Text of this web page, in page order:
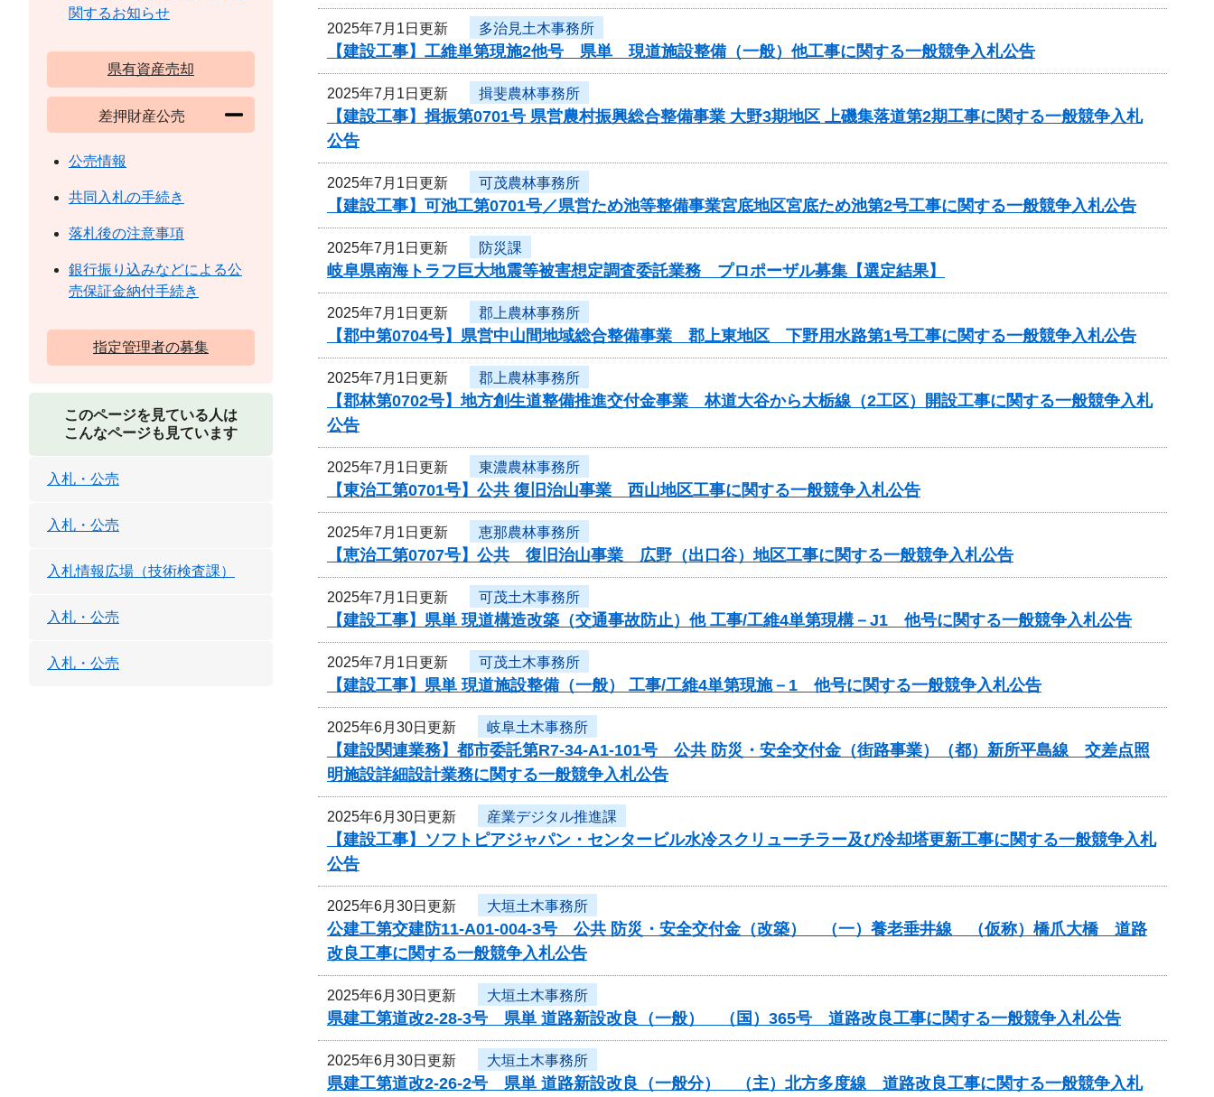
2025年7月1日更新 多治見土木事務所
【建設工事】工維単第現施2他号 県単 現道施設整備（一般）他工事に関する一般競争入札公告
2025年7月1日更新 揖斐農林事務所
【建設工事】揖振第0701号 県営農村振興総合整備事業 大野3期地区 上磯集落道第2期工事に関する一般競争入札
公告
2025年7月1日更新 可茂農林事務所
【建設工事】可池工第0701号／県営ため池等整備事業宮底地区宮底ため池第2号工事に関する一般競争入札公告
2025年7月1日更新 防災課
岐阜県南海トラフ巨大地震等被害想定調査委託業務 プロポーザル募集【選定結果】
2025年7月1日更新 郡上農林事務所
【郡中第0704号】県営中山間地域総合整備事業 郡上東地区 下野用水路第1号工事に関する一般競争入札公告
2025年7月1日更新 郡上農林事務所
【郡林第0702号】地方創生道整備推進交付金事業 林道大谷から大栃線（2工区）開設工事に関する一般競争入札
公告
2025年7月1日更新 東濃農林事務所
【東治工第0701号】公共 復旧治山事業 西山地区工事に関する一般競争入札公告
2025年7月1日更新 恵那農林事務所
【恵治工第0707号】公共 復旧治山事業 広野（出口谷）地区工事に関する一般競争入札公告
2025年7月1日更新 可茂土木事務所
【建設工事】県単 現道構造改築（交通事故防止）他 工事/工維4単第現構－J1 他号に関する一般競争入札公告
2025年7月1日更新 可茂土木事務所
【建設工事】県単 現道施設整備（一般） 工事/工維4単第現施－1 他号に関する一般競争入札公告
2025年6月30日更新 岐阜土木事務所
【建設関連業務】都市委託第R7-34-A1-101号 公共 防災・安全交付金（街路事業）（都）新所平島線 交差点照
明施設詳細設計業務に関する一般競争入札公告
2025年6月30日更新 産業デジタル推進課
【建設工事】ソフトピアジャパン・センタービル水冷スクリューチラー及び冷却塔更新工事に関する一般競争入札
公告
2025年6月30日更新 大垣土木事務所
公建工第交建防11-A01-004-3号 公共 防災・安全交付金（改築） （一）養老垂井線 （仮称）橋爪大橋 道路
改良工事に関する一般競争入札公告
2025年6月30日更新 大垣土木事務所
県建工第道改2-28-3号 県単 道路新設改良（一般） （国）365号 道路改良工事に関する一般競争入札公告
2025年6月30日更新 大垣土木事務所
県建工第道改2-26-2号 県単 道路新設改良（一般分） （主）北方多度線 道路改良工事に関する一般競争入札
関するお知らせ
県有資産売却
差押財産公売
公売情報
共同入札の手続き
落札後の注意事項
銀行振り込みなどによる公
売保証金納付手続き
指定管理者の募集
このページを見ている人は
こんなページも見ています
入札・公売
入札・公売
入札情報広場（技術検査課）
入札・公売
入札・公売